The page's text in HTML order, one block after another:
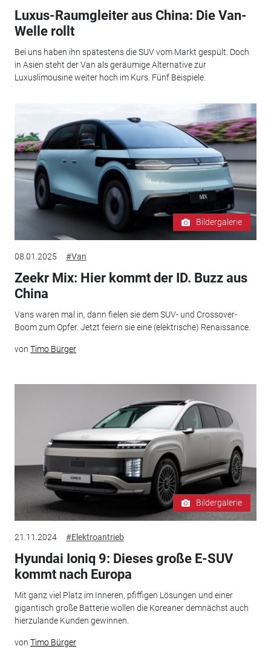
Luxus-Raumgleiter aus China: Die Van-
Welle rollt
Bei uns haben ihn spätestens die SUV vom Markt gespült. Doch
in Asien steht der Van als geräumige Alternative zur
Luxuslimousine weiter hoch im Kurs. Fünf Beispiele.
Bildergalerie
08.01.2025 #Van
Zeekr Mix: Hier kommt der ID. Buzz aus
China
Vans waren mal in, dann fielen sie dem SUV- und Crossover-
Boom zum Opfer. Jetzt feiern sie eine (elektrische) Renaissance.
von Timo Bürger
Bildergalerie
21.11.2024 #Elektroantrieb
Hyundai Ioniq 9: Dieses große E-SUV
kommt nach Europa
Mit ganz viel Platz im Inneren, pfiffigen Lösungen und einer
gigantisch große Batterie wollen die Koreaner demnächst auch
hierzulande Kunden gewinnen.
von Timo Bürger